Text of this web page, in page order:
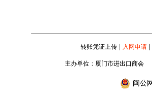
转账凭证上传| 入网申请|
主办单位：厦门市进出口商
闽公